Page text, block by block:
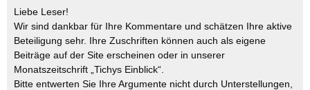
Liebe Leser!
Wir sind dankbar für Ihre Kommentare und schätzen Ihre aktive
Beteiligung sehr. Ihre Zuschriften können auch als eigene
Beiträge auf der Site erscheinen oder in unserer
Monatszeitschrift „Tichys Einblick“.
Bitte entwerten Sie Ihre Argumente nicht durch Unterstellungen,